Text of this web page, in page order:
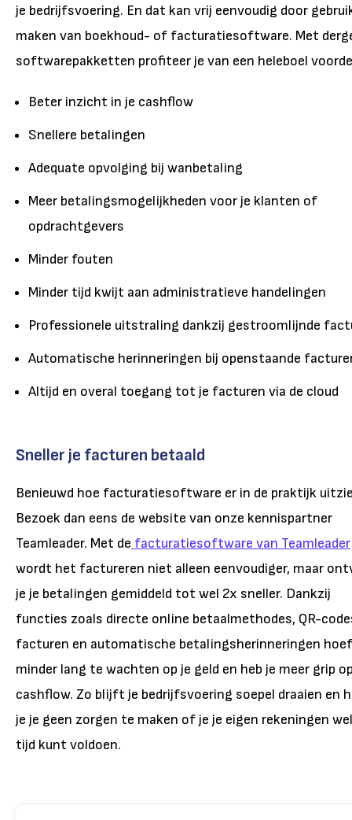
je bedrijfsvoering. En dat kan vrij eenvoudig door
maken van boekhoud- of facturatiesoftware. Met
softwarepakketten profiteer je van een heleboel
Beter inzicht in je cashflow
Snellere betalingen
Adequate opvolging bij wanbetaling
Meer betalingsmogelijkheden voor je klanten of
opdrachtgevers
Minder fouten
Minder tijd kwijt aan administratieve handelingen
Professionele uitstraling dankzij gestroomlijnde
Automatische herinneringen bij openstaande
Altijd en overal toegang tot je facturen via de cloud
Sneller je facturen betaald
Benieuwd hoe facturatiesoftware er in de praktijk
Bezoek dan eens de website van onze kennispartner
Teamleader. Met de facturatiesoftware van Teamleader
wordt het factureren niet alleen eenvoudiger, maar
je je betalingen gemiddeld tot wel 2x sneller. Dankzij
functies zoals directe online betaalmethodes, QR-
facturen en automatische betalingsherinneringen
minder lang te wachten op je geld en heb je meer grip
cashflow. Zo blijft je bedrijfsvoering soepel draaien en
je je geen zorgen te maken of je je eigen rekeningen
tijd kunt voldoen.